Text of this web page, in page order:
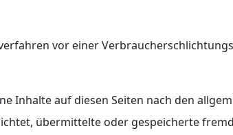
vor einer
Inhalte auf diesen Seiten nach den
übermittelte oder gespeicherte